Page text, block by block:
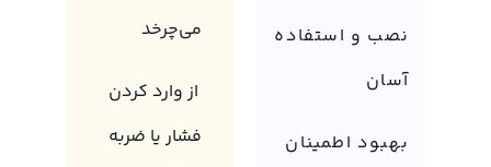
نصب و استفاده
آسان
بهبود اطمینان
می‌چرخد
از وارد کردن
فشار یا ضربه